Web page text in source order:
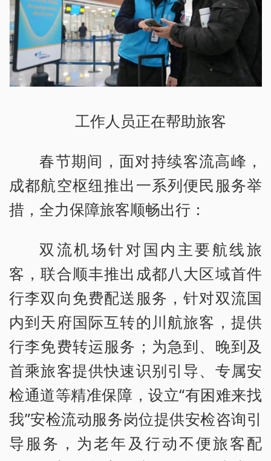
工作人员正在帮助旅客
春节期间，面对持续客流高峰，
成都航空枢纽推出一系列便民服务举
措，全力保障旅客顺畅出行：
双流机场针对国内主要航线旅
客，联合顺丰推出成都八大区域首件
行李双向免费配送服务，针对双流国
内到天府国际互转的川航旅客，提供
行李免费转运服务；为急到、晚到及
首乘旅客提供快速识别引导、专属安
检通道等精准保障，设立“有困难来找
我”安检流动服务岗位提供安检咨询引
导服务，为老年及行动不便旅客配